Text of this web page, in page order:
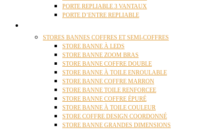
PORTE REPLIABLE 3 VANTAUX
PORTE D’ENTRE REPLIABLE
STORES BANNES COFFRES ET SEMI-COFFRES
STORE BANNE À LEDS
STORE BANNE ZOOM BRAS
STORE BANNE COFFRE DOUBLE
STORE BANNE À TOILE ENROULABLE
STORE BANNE COFFRE MARRON
STORE BANNE TOILE RENFORCEE
STORE BANNE COFFRE ÉPURÉ
STORE BANNE À TOILE COULEUR
STORE COFFRE DESIGN COORDONNÉ
STORE BANNE GRANDES DIMENSIONS